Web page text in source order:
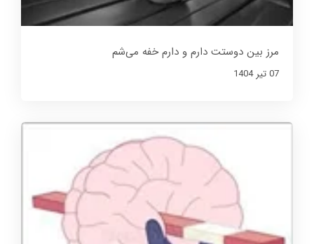
مرز بین دوستت دارم و دارم خفه می‌شم
07 تير 1404